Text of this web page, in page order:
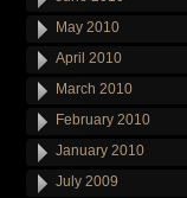
May 2010
April 2010
March 2010
February 2010
January 2010
July 2009